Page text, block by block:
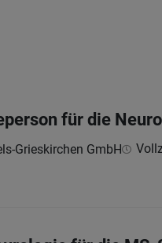
für die
Grieskirchen GmbH